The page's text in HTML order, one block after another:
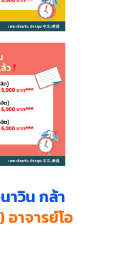
าวิน กล้า
าจารย์โอ